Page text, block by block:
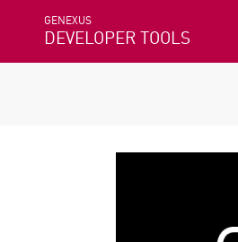
GENEXUS
DEVELOPER TOOLS